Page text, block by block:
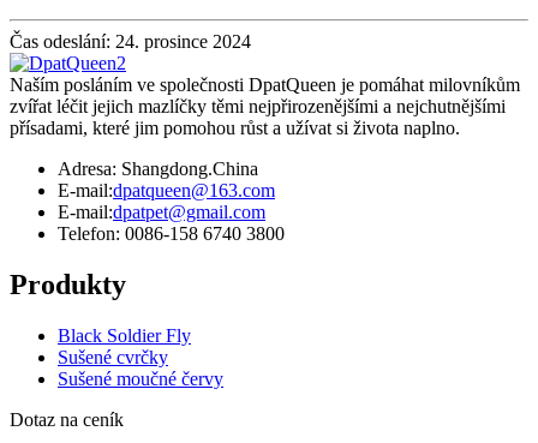
Čas odeslání: 24. prosince 2024
Naším posláním ve společnosti DpatQueen je pomáhat milovníkům
zvířat léčit jejich mazlíčky těmi nejpřirozenějšími a nejchutnějšími
přísadami, které jim pomohou růst a užívat si života naplno.
Adresa: Shangdong.China
E-mail:dpatqueen@163.com
E-mail:dpatpet@gmail.com
Telefon: 0086-158 6740 3800
Produkty
Black Soldier Fly
Sušené cvrčky
Sušené moučné červy
Dotaz na ceník